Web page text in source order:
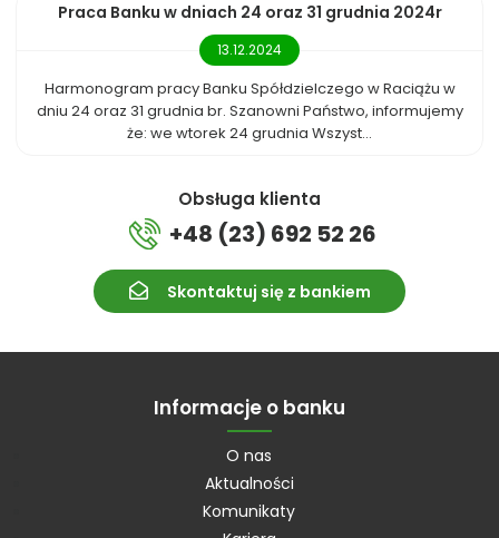
Praca Banku w dniach 24 oraz 31 grudnia 2024r
13.12.2024
Harmonogram pracy Banku Spółdzielczego w Raciążu w
dniu 24 oraz 31 grudnia br. Szanowni Państwo, informujemy
że: we wtorek 24 grudnia Wszyst...
Obsługa klienta
+48 (23) 692 52 26
Skontaktuj się z bankiem
Informacje o banku
O nas
Aktualności
Komunikaty